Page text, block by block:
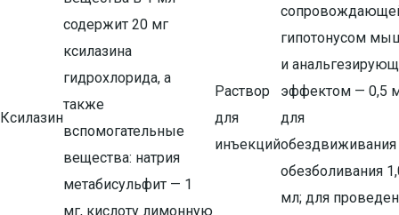
Ксилазин
содержит 20 мг
ксилазина
гидрохлорида, а
также
вспомогательные
вещества: натрия
метабисульфит — 1
мг, кислоту лимонную
Раствор
для
инъекций
гипотонусом
и
эффектом — 0,5
для
обездвиживания
обезболивания
мл; для